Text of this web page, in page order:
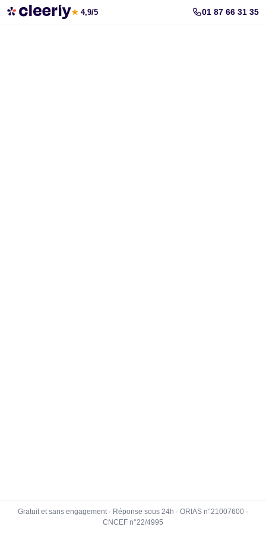
Souscrire aux meilleures SCPI en ligne
★ 4,9/5 01 87 66 31 35
Gratuit et sans engagement · Réponse sous 24h · ORIAS n°21007600 ·
CNCEF n°22/4995